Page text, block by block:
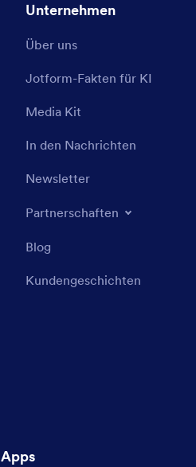
Unternehmen
Über uns
Jotform-Fakten für KI
Media Kit
In den Nachrichten
Newsletter
Partnerschaften
Blog
Kundengeschichten
Apps